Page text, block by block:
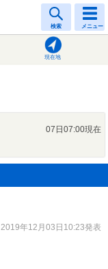
検索 メニュー
現在地
07日07:00現在
2019年12月03日10:23発表